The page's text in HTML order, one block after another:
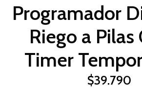
Programador
Riego a Pilas
Timer
$39.790